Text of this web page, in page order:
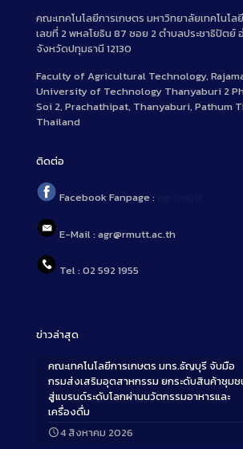
คณะเทคโนโลยีการเกษตร มหาวิทยาลัยเทคโนโ
เลขที่ 2 พหลโยธิน 87 ซอย 2 ตำบลประชาธิปัตย์
จังหวัดปทุมธานี 12130
Faculty of Agricultural Technology,
University of Technology Thanyaburi 2
Soi 2, Prachathipat, Thanyaburi, Pathum
Thailand
ติดต่อ
Facebook Fanpage :
E-Mail : agr@rmutt.ac.th
Tel : 02 592 1955
ข่าวล่าสุด
คณะเทคโนโลยีการเกษตร มทร.ธัญบุรี จับมือ
กรมส่งเสริมอุตสาหกรรม ยกระดับสินค้าชุม
สู่แบรนด์ระดับโลกผ่านนวัตกรรมอาหารและ
เครื่องดื่ม
4 สิงหาคม 2026